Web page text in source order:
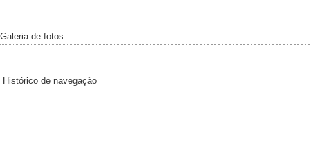
Galeria de fotos
Histórico de navegação